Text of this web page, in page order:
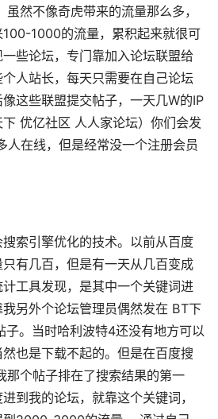
虽然不像奇虎带来的流量那么多，
1000的流量，累积起来就很可
些论坛，专门靠加入论坛联盟给
个人站长，每天只需要在自己论坛
这些联盟提交帖子，一天几W的IP
优亿社区 人人家论坛）你们会发
人在线，但是经常没一个注册会员
索引擎优化的技术。以前从百度
有几百，但是有一天从几百变成
计工具发现，是其中一个关键词进
另外个论坛管理员偶然发在 BT下
。当时哈利波特4还没有地方可以
也是下载不起的。但是在百度搜
那个帖子排在了搜索结果的第一
进到我的论坛，就靠这个关键词，